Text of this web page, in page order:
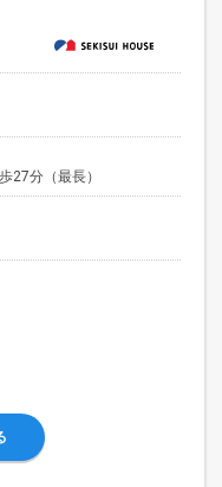
27分（最長）